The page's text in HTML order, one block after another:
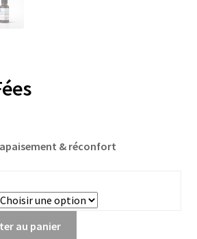
apaisement & réconfort
au panier